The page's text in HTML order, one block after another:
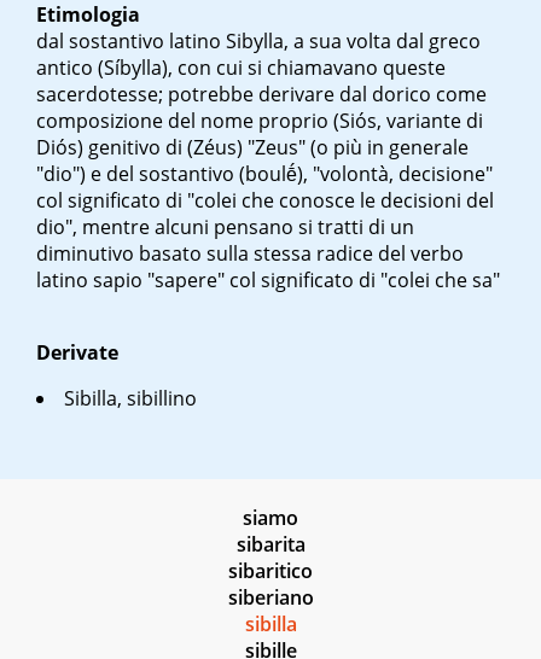
Etimologia
dal sostantivo latino Sibylla, a sua volta dal greco
antico (Síbylla), con cui si chiamavano queste
sacerdotesse; potrebbe derivare dal dorico come
composizione del nome proprio (Siós, variante di
Diós) genitivo di (Zéus) "Zeus" (o più in generale
"dio") e del sostantivo (boulḗ), "volontà, decisione"
col significato di "colei che conosce le decisioni del
dio", mentre alcuni pensano si tratti di un
diminutivo basato sulla stessa radice del verbo
latino sapio "sapere" col significato di "colei che sa"
Derivate
Sibilla, sibillino
siamo
sibarita
sibaritico
siberiano
sibilla
sibille